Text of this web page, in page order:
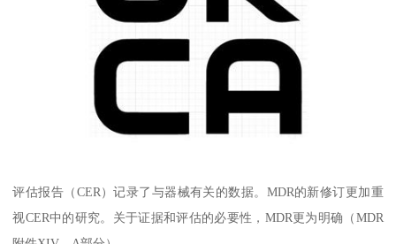
评估报告（CER）记录了与器械有关的数据。MDR的新修订更加重
视CER中的研究。关于证据和评估的必要性，MDR更为明确（MDR